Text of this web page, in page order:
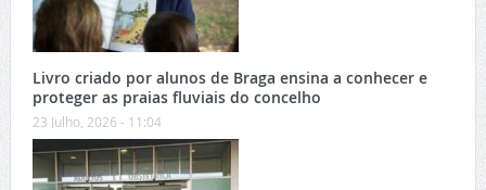
Livro criado por alunos de Braga ensina a conhecer e
proteger as praias fluviais do concelho
23 Julho, 2026 - 11:04